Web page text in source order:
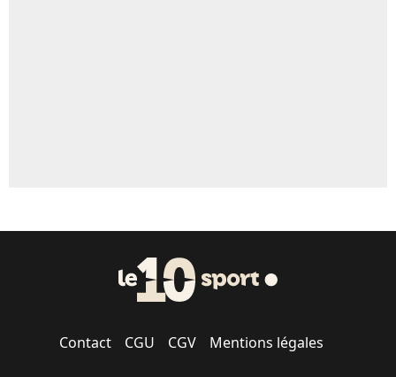
Contact CGU CGV Mentions légales